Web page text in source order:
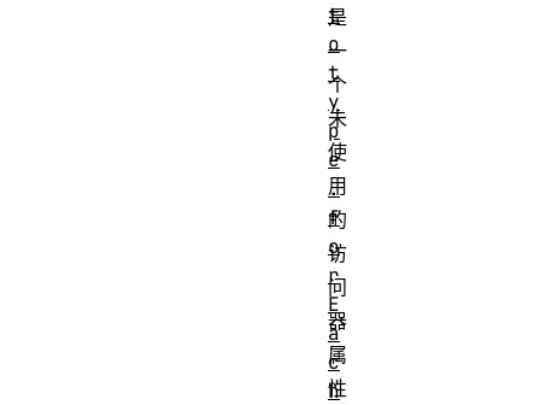
是
一
个
未
使
用
的
访
问
器
属
性
t
o
t
y
p
e
.
f
o
r
E
a
c
h